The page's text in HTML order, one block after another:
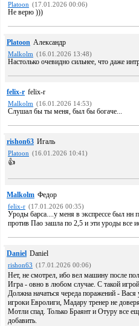
Platoon (17.01.2026 00:06)
Не верю )))
Platoon Александр
Malkolm (16.01.2026 13:48)
Настолько очевидно сильнее, что даже
felix-r felix-r
Malkolm (16.01.2026 14:53)
Слушал бы ты меня, был бы богаче...
rishon63 Игаль
Platoon (16.01.2026 10:41)
👍
Malkolm Федор
felix-r (17.01.2026 00:35)
Уроды барса....у меня в экспрессе был нн
против Пао зашла по 2,5 и эти уроды все
Daniel Daniel
rishon63 (17.01.2026 00:06)
Нет, не смотрел, ибо вел машину после
Игра - овно в любом случае. С такой
Должна начаться череда поражений -
игроки Евролиги, Мадару тренер не
Мотли спад. Только Браянт и Отуру все
добавить.